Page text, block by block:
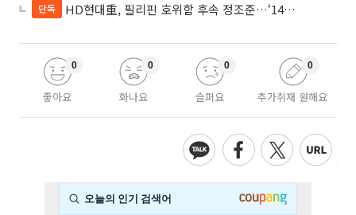
단독 HD현대重, 필리핀 호위함 후속 정조준…‘14척+α’ 싹쓸이 노린다
좋아요
0
화나요
0
슬퍼요
0
추가취재 원해요
0